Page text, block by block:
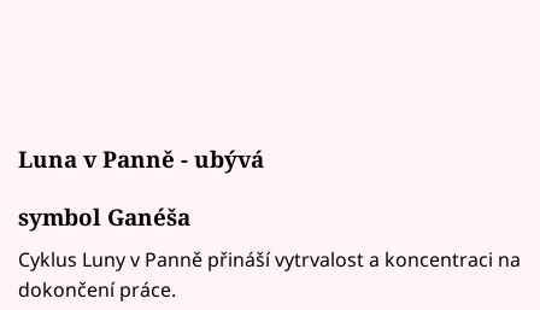
Luna v Panně - ubývá
symbol Ganéša
Cyklus Luny v Panně přináší vytrvalost a koncentraci na
dokončení práce.